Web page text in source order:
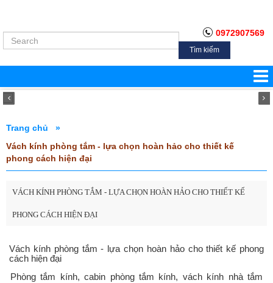
0972907569
Tìm kiếm
Trang chủ »
Vách kính phòng tắm - lựa chọn hoàn hảo cho thiết kế
phong cách hiện đại
VÁCH KÍNH PHÒNG TẮM - LỰA CHỌN HOÀN HẢO CHO THIẾT KẾ
PHONG CÁCH HIỆN ĐẠI
Vách kính phòng tắm - lựa chọn hoàn hảo cho thiết kế phong
cách hiện đại
Phòng tắm kính, cabin phòng tắm kính, vách kính nhà tắm